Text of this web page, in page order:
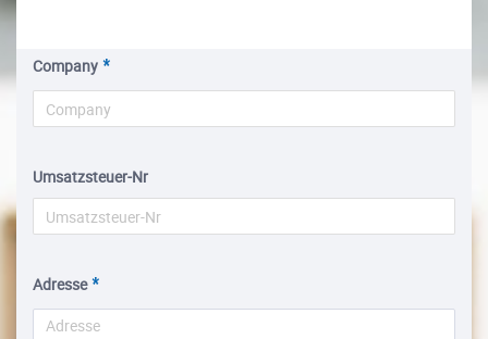
Company
Umsatzsteuer-Nr
Adresse